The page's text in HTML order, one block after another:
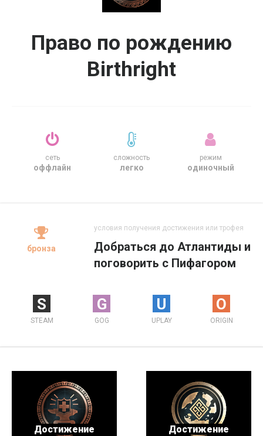
Право по рождению
Birthright
сеть
оффлайн
сложность
легко
режим
одиночный
бронза
условия получения достижения или трофея
Добраться до Атлантиды и
поговорить с Пифагором
S
STEAM
G
GOG
U
UPLAY
O
ORIGIN
Достижение
Достижение